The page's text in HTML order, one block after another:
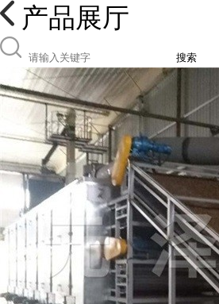
产品展厅
搜索